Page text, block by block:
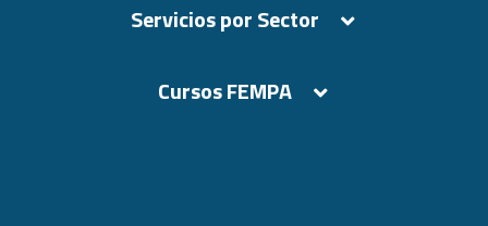
Servicios por Sector
Cursos FEMPA